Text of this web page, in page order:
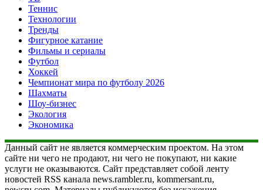
Теннис
Технологии
Тренды
Фигурное катание
Фильмы и сериалы
Футбол
Хоккей
Чемпионат мира по футболу 2026
Шахматы
Шоу-бизнес
Экология
Экономика
Данный сайт не является коммерческим проектом. На этом
сайте ни чего не продают, ни чего не покупают, ни какие
услуги не оказываются. Сайт представляет собой ленту
новостей RSS канала news.rambler.ru, kommersant.ru,